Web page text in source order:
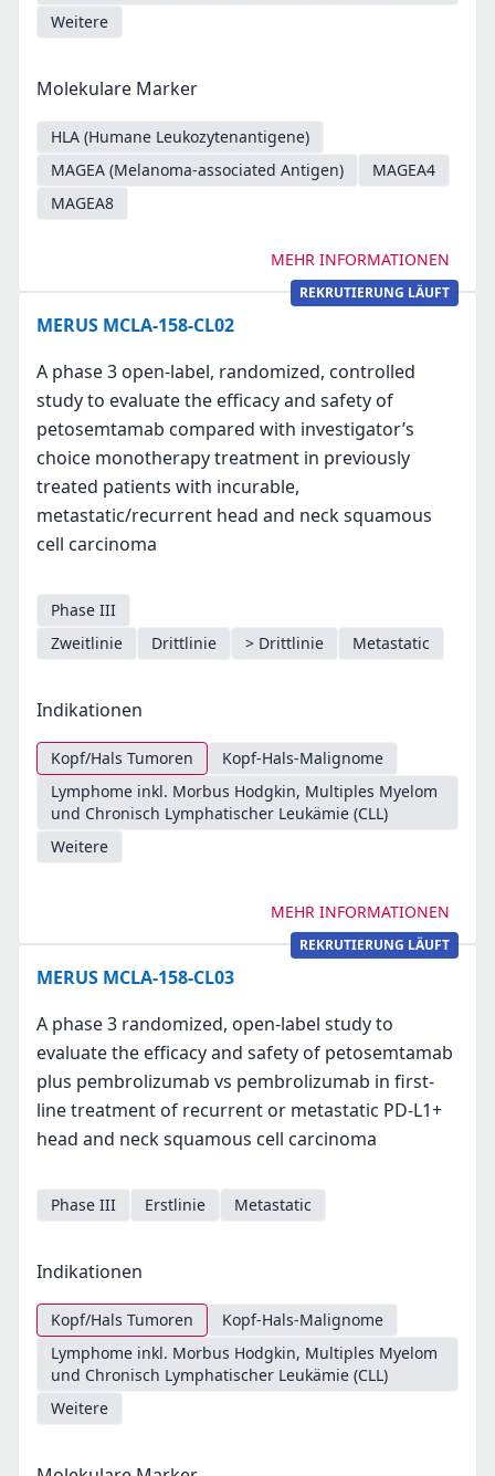
Weitere
Molekulare Marker
HLA (Humane Leukozytenantigene)
MAGEA (Melanoma-associated Antigen)
MAGEA4
MAGEA8
MEHR INFORMATIONEN
REKRUTIERUNG LÄUFT
MERUS MCLA-158-CL02
A phase 3 open-label, randomized, controlled
study to evaluate the efficacy and safety of
petosemtamab compared with investigator’s
choice monotherapy treatment in previously
treated patients with incurable,
metastatic/recurrent head and neck squamous
cell carcinoma
Phase III
Zweitlinie
Drittlinie > Drittlinie Metastatic
Indikationen
Kopf/Hals Tumoren
Kopf-Hals-Malignome
Lymphome inkl. Morbus Hodgkin, Multiples Myelom
und Chronisch Lymphatischer Leukämie (CLL)
Weitere
MEHR INFORMATIONEN
REKRUTIERUNG LÄUFT
MERUS MCLA-158-CL03
A phase 3 randomized, open-label study to
evaluate the efficacy and safety of petosemtamab
plus pembrolizumab vs pembrolizumab in first-
line treatment of recurrent or metastatic PD-L1+
head and neck squamous cell carcinoma
Phase III Erstlinie Metastatic
Indikationen
Kopf/Hals Tumoren
Kopf-Hals-Malignome
Lymphome inkl. Morbus Hodgkin, Multiples Myelom
und Chronisch Lymphatischer Leukämie (CLL)
Weitere